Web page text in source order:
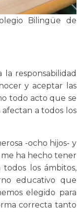
Bilingüe de
la responsabilidad
y aceptar las
todo acto que se
a todos los
-ocho hijos- y
ha hecho tener
los ámbitos,
educativo que
elegido para
correcta tanto